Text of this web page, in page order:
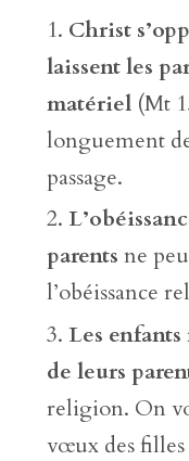
Christ
laissent les
matériel(Mt
longuement
passage.
parents ne
l’obéissance
Les
de leurs
religion. On
vœux des